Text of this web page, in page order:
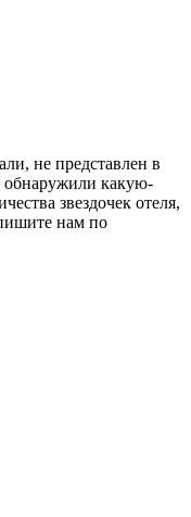
не представлен в
какую-
звездочек отеля,
нам по